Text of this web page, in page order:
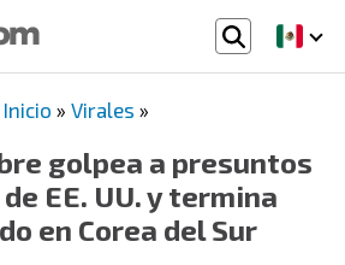
Inicio » Virales »
golpea a presuntos
EE. UU. y termina
en Corea del Sur